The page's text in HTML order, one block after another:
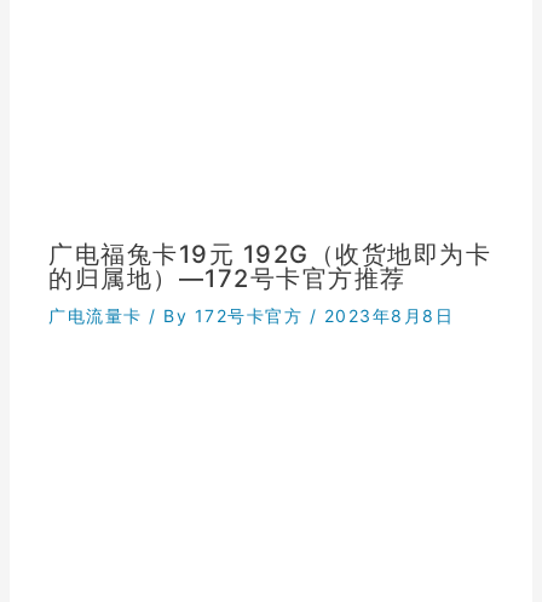
广电福兔卡19元 192G（收货地即为卡
的归属地）—172号卡官方推荐
广电流量卡 / By 172号卡官方 / 2023年8月8日